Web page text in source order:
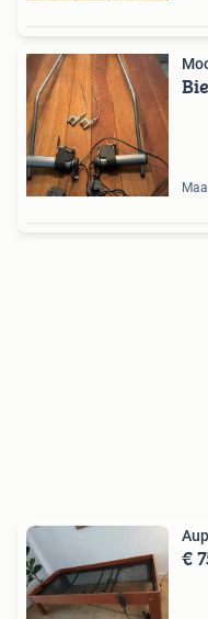
€